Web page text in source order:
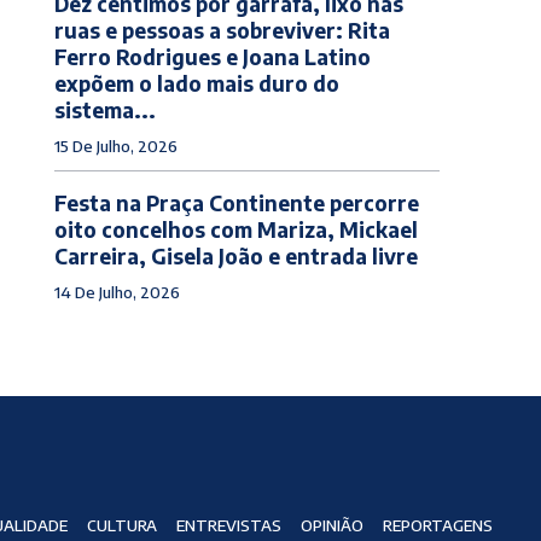
ruas e pessoas a sobreviver: Rita
Ferro Rodrigues e Joana Latino
expõem o lado mais duro do
sistema...
15 De Julho, 2026
Festa na Praça Continente percorre
oito concelhos com Mariza, Mickael
Carreira, Gisela João e entrada livre
14 De Julho, 2026
CULTURA ENTREVISTAS OPINIÃO REPORTAGENS